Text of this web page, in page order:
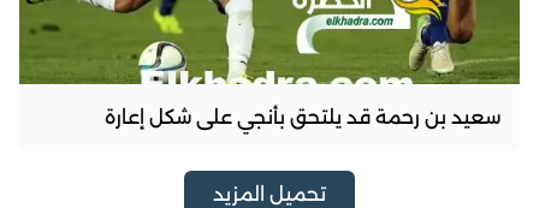
سعيد بن رحمة قد يلتحق بأنجي على شكل إعارة
تحميل المزيد